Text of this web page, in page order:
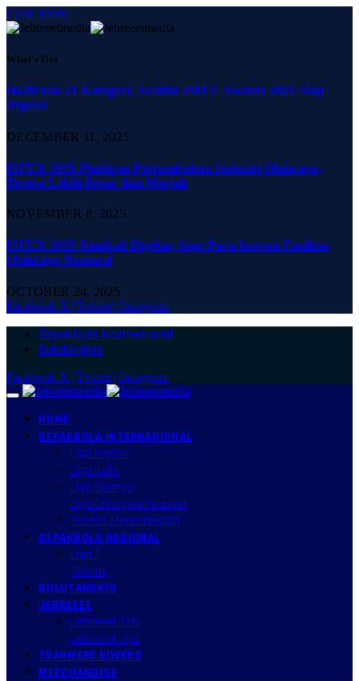
Close Menu
What's Hot
Hadirkan 21 Kategori, Santini JMTV Awards 2025 Siap
Digelar
DECEMBER 11, 2025
ISFEX 2025 Platform Pertumbuhan Industri Olahraga,
Terasa Lebih Besar dan Meriah
NOVEMBER 8, 2025
ISFEX 2025 Kembali Digelar, Siap Pacu Inovasi Fasilitas
Olahraga Nasional
OCTOBER 24, 2025
Facebook X (Twitter) Instagram
Sepakbola Internasional
Bulutangkis
Facebook X (Twitter) Instagram
HOME
SEPAKBOLA INTERNASIONAL
Liga Inggris
Liga Italia
Liga Spanyol
Liga Champion/Europa
Timnas Mancanegara
SEPAKBOLA NASIONAL
Liga 1
Timnas
BULUTANGKIS
JEBREEET
Jebreeet Talk
Jebreeet Tips
TRANMERE ROVERS
MERCHANDISE